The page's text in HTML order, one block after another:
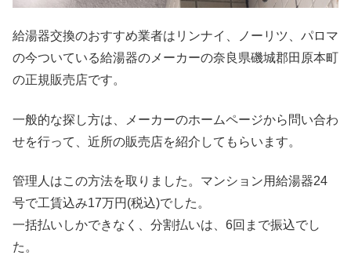
給湯器交換のおすすめ業者はリンナイ、ノーリツ、パロマ
の今ついている給湯器のメーカーの奈良県磯城郡田原本町
の正規販売店です。
一般的な探し方は、メーカーのホームページから問い合わ
せを行って、近所の販売店を紹介してもらいます。
管理人はこの方法を取りました。マンション用給湯器24
号で工賃込み17万円(税込)でした。
一括払いしかできなく、分割払いは、6回まで振込でし
た。